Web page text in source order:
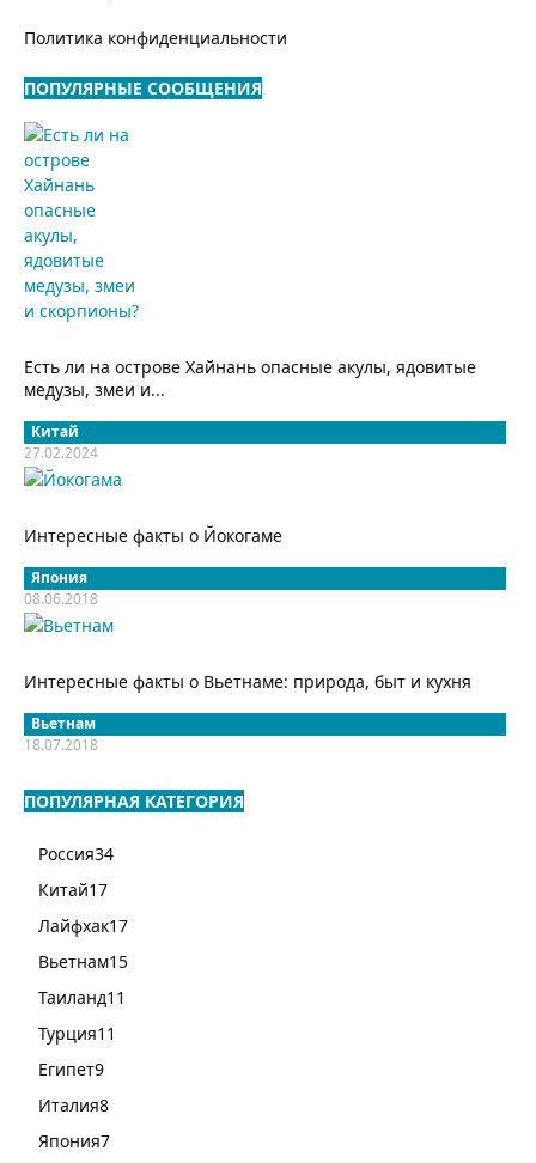
Политика конфиденциальности
ПОПУЛЯРНЫЕ СООБЩЕНИЯ
Есть ли на острове Хайнань опасные акулы, ядовитые
медузы, змеи и...
Китай
27.02.2024
Интересные факты о Йокогаме
Япония
08.06.2018
Интересные факты о Вьетнаме: природа, быт и кухня
Вьетнам
18.07.2018
ПОПУЛЯРНАЯ КАТЕГОРИЯ
Россия34
Китай17
Лайфхак17
Вьетнам15
Таиланд11
Турция11
Египет9
Италия8
Япония7